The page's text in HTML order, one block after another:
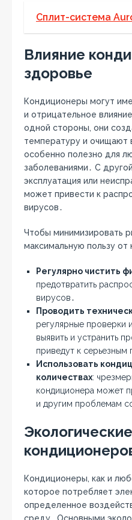
Сплит-система
Влияние
здоровье
Кондиционеры могут
и отрицательное
одной стороны, они
температуру и очищают
особенно полезно для
заболеваниями․ С
эксплуатация или
может привести к
вирусов․
Чтобы минимизировать
максимальную пользу
Регулярно чистить
предотвратить
вирусов․
Проводить
регулярные проверки
выявить и устранить
приведут к серьезным
Использовать
количествах:
кондиционера может
и другим проблемам
Кондиционеры, как и
которое потребляет
определенное
среду․ Основными